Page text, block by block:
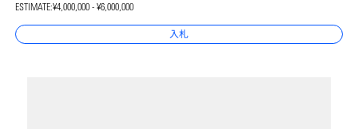
ESTIMATE:¥4,000,000 - ¥6,000,000
入札